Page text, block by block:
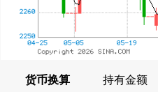
货币换算 持有金额